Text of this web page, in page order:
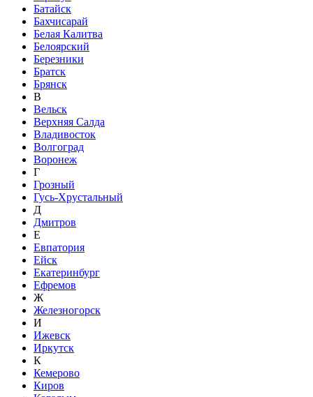
Батайск
Бахчисарай
Белая Калитва
Белоярский
Березники
Братск
Брянск
В
Вельск
Верхняя Салда
Владивосток
Волгоград
Воронеж
Г
Грозный
Гусь-Хрустальный
Д
Дмитров
Е
Евпатория
Ейск
Екатеринбург
Ефремов
Ж
Железногорск
И
Ижевск
Иркутск
К
Кемерово
Киров